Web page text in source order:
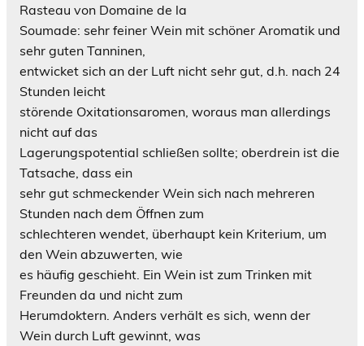
Rasteau von Domaine de la
Soumade: sehr feiner Wein mit schöner Aromatik und
sehr guten Tanninen,
entwicket sich an der Luft nicht sehr gut, d.h. nach 24
Stunden leicht
störende Oxitationsaromen, woraus man allerdings
nicht auf das
Lagerungspotential schließen sollte; oberdrein ist die
Tatsache, dass ein
sehr gut schmeckender Wein sich nach mehreren
Stunden nach dem Öffnen zum
schlechteren wendet, überhaupt kein Kriterium, um
den Wein abzuwerten, wie
es häufig geschieht. Ein Wein ist zum Trinken mit
Freunden da und nicht zum
Herumdoktern. Anders verhält es sich, wenn der
Wein durch Luft gewinnt, was